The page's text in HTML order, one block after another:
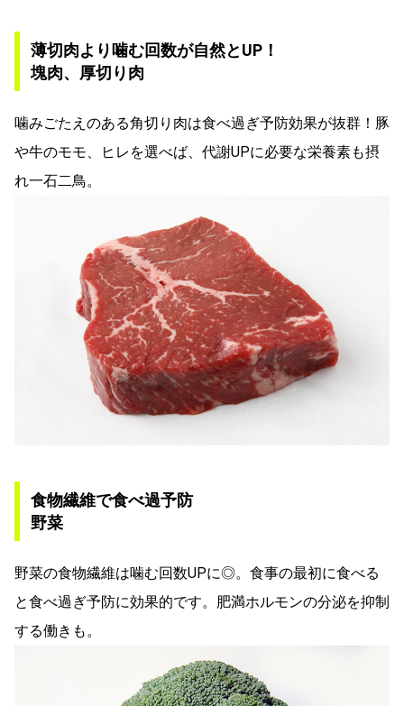
薄切肉より噛む回数が自然とUP！
塊肉、厚切り肉
噛みごたえのある角切り肉は食べ過ぎ予防効果が抜群！豚
や牛のモモ、ヒレを選べば、代謝UPに必要な栄養素も摂
れ一石二鳥。
食物繊維で食べ過予防
野菜
野菜の食物繊維は噛む回数UPに◎。食事の最初に食べる
と食べ過ぎ予防に効果的です。肥満ホルモンの分泌を抑制
する働きも。